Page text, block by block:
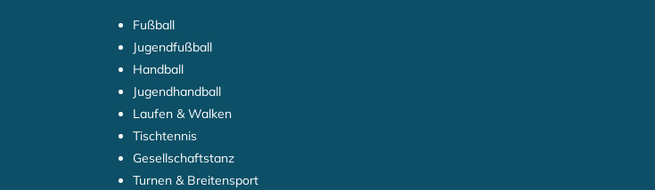
Fußball
Jugendfußball
Handball
Jugendhandball
Laufen & Walken
Tischtennis
Gesellschaftstanz
Turnen & Breitensport